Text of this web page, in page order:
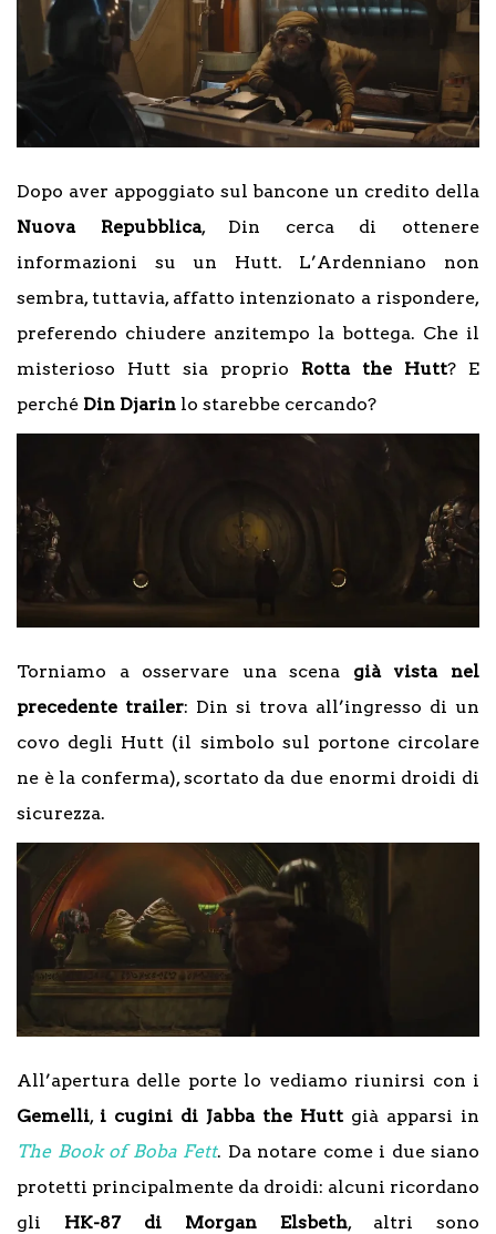
Dopo aver appoggiato sul bancone un credito della
Nuova Repubblica, Din cerca di ottenere
informazioni su un Hutt. L’Ardenniano non
sembra, tuttavia, affatto intenzionato a rispondere,
preferendo chiudere anzitempo la bottega. Che il
misterioso Hutt sia proprio Rotta the Hutt? E
perché Din Djarin lo starebbe cercando?
Torniamo a osservare una scena già vista nel
precedente trailer: Din si trova all’ingresso di un
covo degli Hutt (il simbolo sul portone circolare
ne è la conferma), scortato da due enormi droidi di
sicurezza.
All’apertura delle porte lo vediamo riunirsi con i
Gemelli, i cugini di Jabba the Hutt già apparsi in
The Book of Boba Fett. Da notare come i due siano
protetti principalmente da droidi: alcuni ricordano
gli HK-87 di Morgan Elsbeth, altri sono